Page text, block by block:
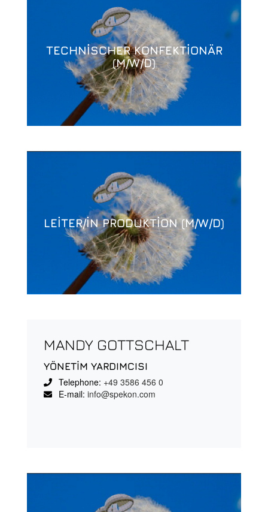
TECHNISCHER KONFEKTIONÄR
(M/W/D)
LEITER/IN PRODUKTION (M/W/D)
MANDY GOTTSCHALT
YÖNETİM YARDIMCISI
Telephone: +49 3586 456 0
E-mail: info@spekon.com